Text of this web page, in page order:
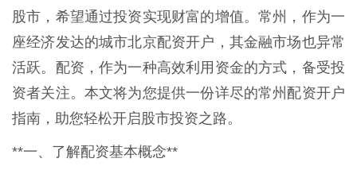
股市，希望通过投资实现财富的增值。常州，作为一
座经济发达的城市北京配资开户，其金融市场也异常
活跃。配资，作为一种高效利用资金的方式，备受投
资者关注。本文将为您提供一份详尽的常州配资开户
指南，助您轻松开启股市投资之路。
**一、了解配资基本概念**